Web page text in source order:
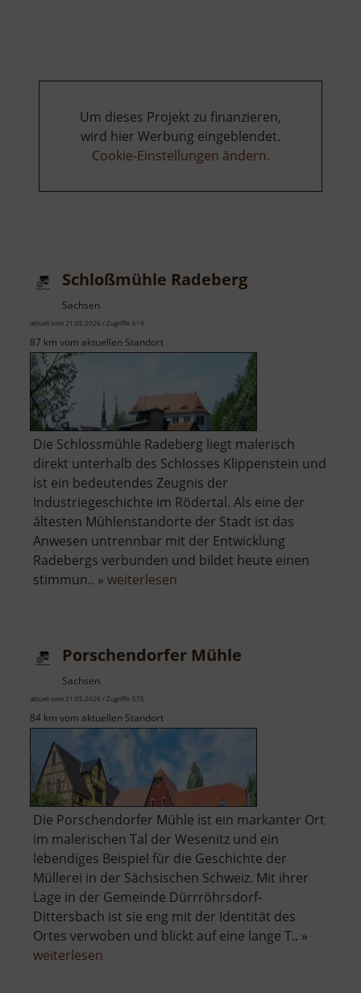
Um dieses Projekt zu finanzieren,
wird hier Werbung eingeblendet.
Cookie-Einstellungen ändern.
Schloßmühle Radeberg
Sachsen
aktuell vom 21.05.2026 / Zugriffe: 619
87 km vom aktuellen Standort
Die Schlossmühle Radeberg liegt malerisch
direkt unterhalb des Schlosses Klippenstein und
ist ein bedeutendes Zeugnis der
Industriegeschichte im Rödertal. Als eine der
ältesten Mühlenstandorte der Stadt ist das
Anwesen untrennbar mit der Entwicklung
Radebergs verbunden und bildet heute einen
stimmun.. » weiterlesen
Porschendorfer Mühle
Sachsen
aktuell vom 21.05.2026 / Zugriffe: 575
84 km vom aktuellen Standort
Die Porschendorfer Mühle ist ein markanter Ort
im malerischen Tal der Wesenitz und ein
lebendiges Beispiel für die Geschichte der
Müllerei in der Sächsischen Schweiz. Mit ihrer
Lage in der Gemeinde Dürrröhrsdorf-
Dittersbach ist sie eng mit der Identität des
Ortes verwoben und blickt auf eine lange T.. »
weiterlesen